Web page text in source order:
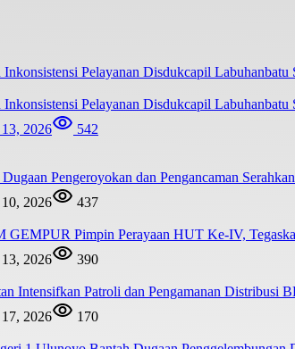
Pelayanan Disdukcapil Labuhanbatu
2026 542
Pengeroyokan dan Pengancaman
2026
437
GEMPUR Pimpin Perayaan HUT Ke-IV,
2026
390
Intensifkan Patroli dan Pengamanan Distribusi
2026
170